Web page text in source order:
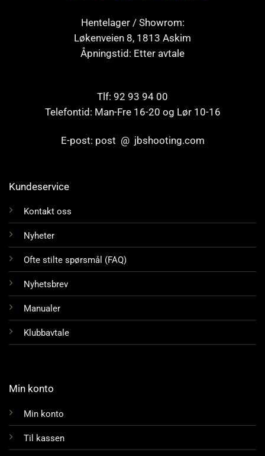
Hentelager / Showrom:
Løkenveien 8, 1813 Askim
Åpningstid: Etter avtale
Tlf: 92 93 94 00
Telefontid: Man-Fre 16-20 og Lør 10-16
E-post: post @ jbshooting.com
Kundeservice
Kontakt oss
Nyheter
Ofte stilte spørsmål (FAQ)
Nyhetsbrev
Manualer
Klubbavtale
Min konto
Min konto
Til kassen